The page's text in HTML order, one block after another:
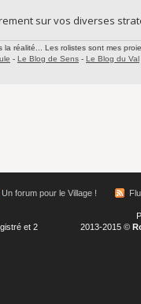
sur vos diverses
réalité... Les rolistes sont mes
- Le Blog de Sens - Le Blog du Val
Un forum pour le Village !
et 2
2013-2015 ©